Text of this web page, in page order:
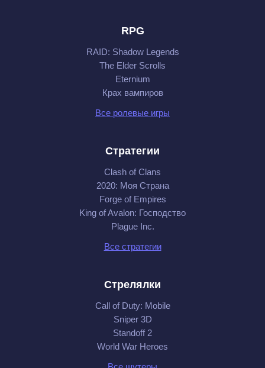
RPG
RAID: Shadow Legends
The Elder Scrolls
Eternium
Крах вампиров
Все ролевые игры
Стратегии
Clash of Clans
2020: Моя Cтрана
Forge of Empires
King of Avalon: Господство
Plague Inc.
Все стратегии
Стрелялки
Call of Duty: Mobile
Sniper 3D
Standoff 2
World War Heroes